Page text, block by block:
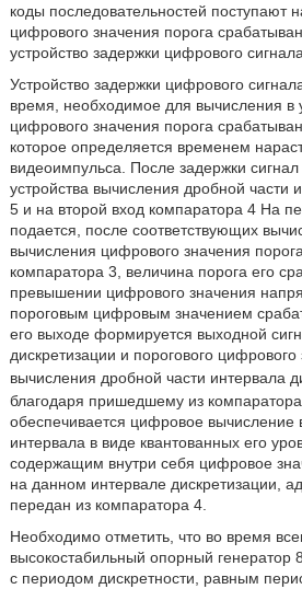
коды последовательностей поступают
цифрового значения порога
устройство задержки цифрового
Устройство задержки цифрового
время, необходимое для вычисления в
цифрового значения порога
которое определяется временем
видеоимпульса. После задержки
устройства вычисления дробной части
5 и на второй вход компаратора 4 На
подается, после соответствующих
вычисления цифрового значения
компаратора 3, величина порога его
превышении цифрового значения
пороговым цифровым значением
его выходе формируется выходной
дискретизации и порогового
вычисления дробной части интервала
благодаря пришедшему из
обеспечивается цифровое вычисление
интервала в виде квантованных его
содержащим внутри себя цифровое
на данном интервале дискретизации,
передан из компаратора 4.
Необходимо отметить, что во время
высокостабильный опорный генератор
с периодом дискретности, равным